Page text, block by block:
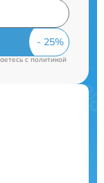
cполитикой